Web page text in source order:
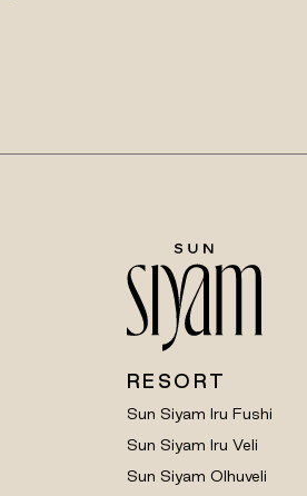
RESORT
Sun Siyam Iru Fushi
Sun Siyam Iru Veli
Sun Siyam Olhuveli